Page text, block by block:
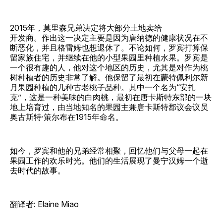
2015年，莫里森兄弟决定将大部分土地卖给
开发商。作出这一决定主要是因为唐纳德的健康状况在不
断恶化，并且格雷姆也想退休了。不论如何，罗宾打算保
留家族住宅，并继续在他的小型果园里种植水果。罗宾是
一个很有趣的人，他对这个地区的历史，尤其是对作为桃
树种植者的历史非常了解。他保留了最初在蒙特佩利尔新
月果园种植的几种古老桃子品种。其中一个名为“安扎
克”，这是一种美味的白肉桃，最初在唐卡斯特东部的一块
地上培育过，由当地知名的果园主兼唐卡斯特郡议会议员
奥古斯特·策尔布在1915年命名。
如今，罗宾和他的兄弟经常相聚，回忆他们与父母一起在
果园工作的欢乐时光。他们的生活展现了曼宁汉姆一个逝
去时代的故事。
翻译者: Elaine Miao